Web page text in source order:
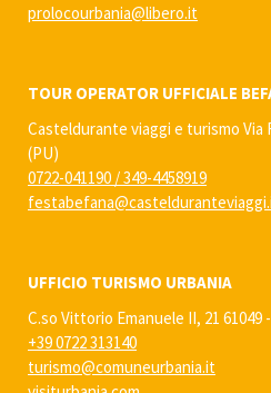
prolocourbania@libero.it
TOUR OPERATOR UFFICIALE
Casteldurante viaggi e turismo Via
(PU)
0722-041190 /349-4458919
UFFICIO TURISMO URBANIA
C.so Vittorio Emanuele II, 21 61049
+39 0722 313140
turismo@comuneurbania.it